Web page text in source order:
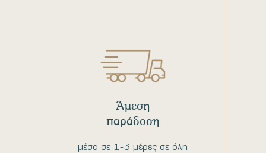
μέσα σε 1-3 μέρες σε όλη
Άμεση
παράδοση